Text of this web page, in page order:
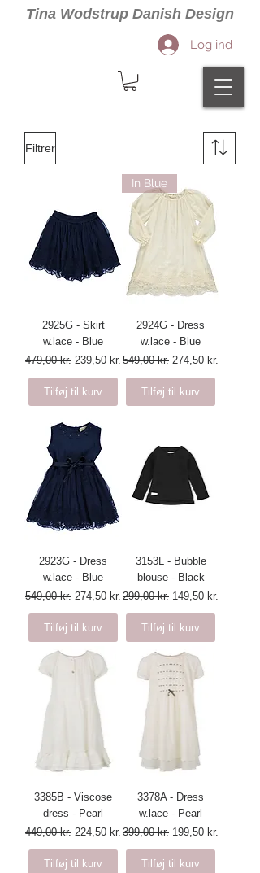
Tina Wodstrup Danish Design
Log ind
Filtrer
2925G - Skirt
w.lace - Blue
Regulær pris
479,00 kr. Salgspris
239,50 kr.
Tilføj til kurv
In Blue
2924G - Dress
w.lace - Blue
Regulær pris
549,00 kr. Salgspris
274,50 kr.
Tilføj til kurv
2923G - Dress
w.lace - Blue
Regulær pris
549,00 kr. Salgspris
274,50 kr.
Tilføj til kurv
3153L - Bubble
blouse - Black
Regulær pris
299,00 kr. Salgspris
149,50 kr.
Tilføj til kurv
3385B - Viscose
dress - Pearl
Regulær pris
449,00 kr. Salgspris
224,50 kr.
Tilføj til kurv
3378A - Dress
w.lace - Pearl
Regulær pris
399,00 kr. Salgspris
199,50 kr.
Tilføj til kurv